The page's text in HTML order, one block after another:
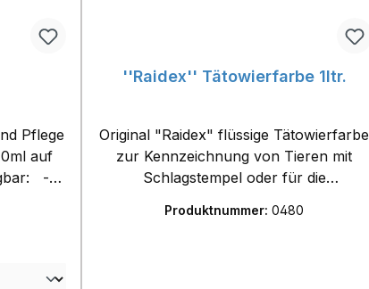
Pflege
''Raidex'' Tätowierfarbe 1ltr.
Original "Raidex" flüssige Tätowierfarbe
zur Kennzeichnung von Tieren mit
Schlagstempel oder für die
Liter
Produktnummer:0480